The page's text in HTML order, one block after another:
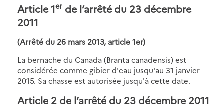
Article 1er de l’arrêté du 23 décembre
2011
(Arrêté du 26 mars 2013, article 1er)
La bernache du Canada (Branta canadensis) est
considérée comme gibier d'eau jusqu'au 31 janvier
2015. Sa chasse est autorisée jusqu'à cette date.
Article 2 de l’arrêté du 23 décembre 2011